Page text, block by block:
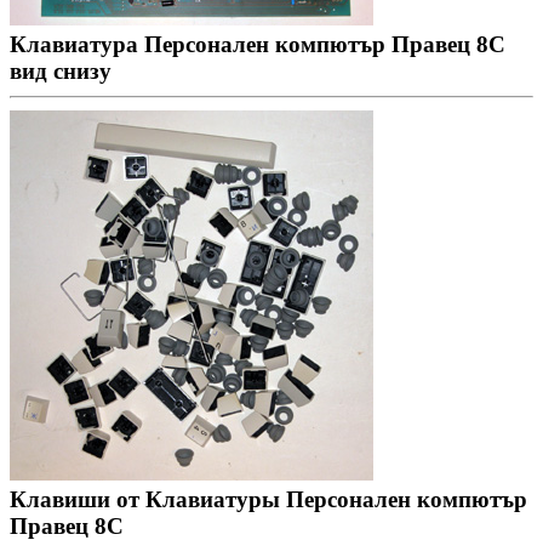
Клавиатура Персонален компютър Правец 8С
вид снизу
Клавиши от Клавиатуры Персонален компютър
Правец 8С